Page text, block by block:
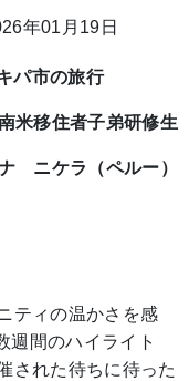
年01月19日
パ市の旅行
米移住者子弟研修生
ニケラ（ペルー）
ティの温かさを感
週間のハイライト
された待ちに待った